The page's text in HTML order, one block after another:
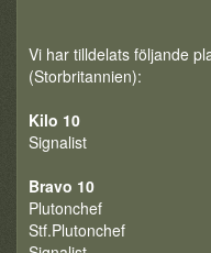
Vi har tilldelats följande
(Storbritannien):
Kilo 10
Signalist
Bravo 10
Plutonchef
Stf.Plutonchef